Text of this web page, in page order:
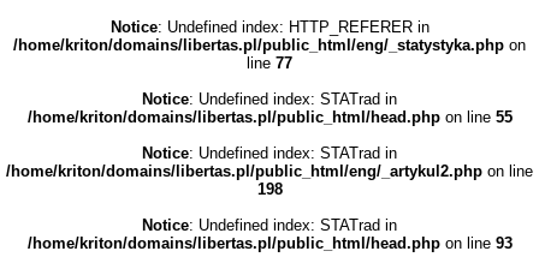
Notice: Undefined index: HTTP_REFERER in
/home/kriton/domains/libertas.pl/public_html/eng/_statystyka.php on
line 77
Notice: Undefined index: STATrad in
/home/kriton/domains/libertas.pl/public_html/head.phpon line 55
Notice: Undefined index: STATrad in
/home/kriton/domains/libertas.pl/public_html/eng/_artykul2.php on line
198
Notice: Undefined index: STATrad in
/home/kriton/domains/libertas.pl/public_html/head.phpon line 93